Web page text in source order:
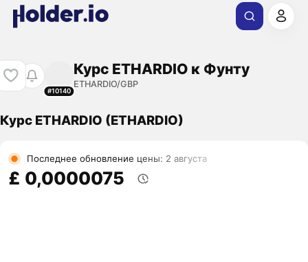
#10140
Курс ETHARDIO к Фунту
ETHARDIO/GBP
Курс ETHARDIO (ETHARDIO)
Последнее обновление цены: 2 августа
£ 0,0000075